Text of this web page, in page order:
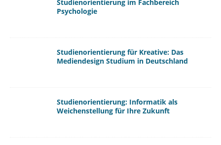
Studienorientierung im Fachbereich
Psychologie
Studienorientierung für Kreative: Das
Mediendesign Studium in Deutschland
Studienorientierung: Informatik als
Weichenstellung für Ihre Zukunft